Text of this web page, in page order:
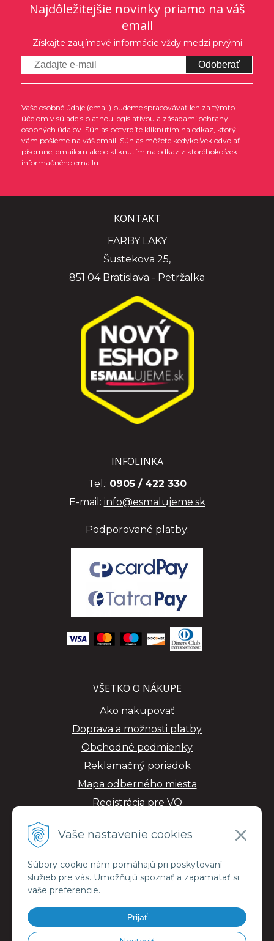
Vaše nastavenie cookies
Súbory cookie nám pomáhajú pri poskytovaní
služieb pre vás. Umožňujú spoznať a zapamätať si
vaše preferencie.
Prijať
Najdôležitejšie novinky priamo na váš
email
Získajte zaujímavé informácie vždy medzi prvými
Odoberať
Vaše osobné údaje (email) budeme spracovávať len za týmto
účelom v súlade s platnou legislatívou a zásadami ochrany
osobných údajov. Súhlas potvrdíte kliknutím na odkaz, ktorý
vám pošleme na váš email. Súhlas môžete kedykoľvek odvolať
písomne, emailom alebo kliknutím na odkaz z ktoréhokoľvek
informačného emailu.
KONTAKT
FARBY LAKY
Šustekova 25,
851 04 Bratislava - Petržalka
INFOLINKA
Tel.: 0905 / 422 330
E-mail: info@esmalujeme.sk
Podporované platby:
VŠETKO O NÁKUPE
Ako nakupovať
Doprava a možnosti platby
Obchodné podmienky
Reklamačný poriadok
Mapa odberného miesta
Registrácia pre VO